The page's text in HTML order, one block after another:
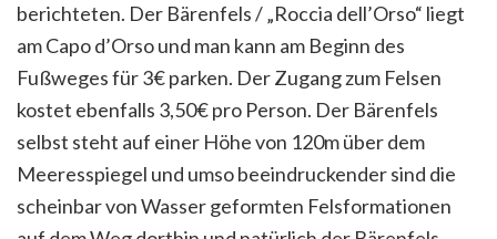
berichteten. Der Bärenfels / „Roccia dell’Orso“ liegt
am Capo d’Orso und man kann am Beginn des
Fußweges für 3€ parken. Der Zugang zum Felsen
kostet ebenfalls 3,50€ pro Person. Der Bärenfels
selbst steht auf einer Höhe von 120m über dem
Meeresspiegel und umso beeindruckender sind die
scheinbar von Wasser geformten Felsformationen